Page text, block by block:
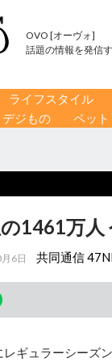
OVO [オーヴォ]
話題の情報を発信
ライフスタイル
デジもの ペット
1461万人
6日 共同通信
レギュラーシーズ